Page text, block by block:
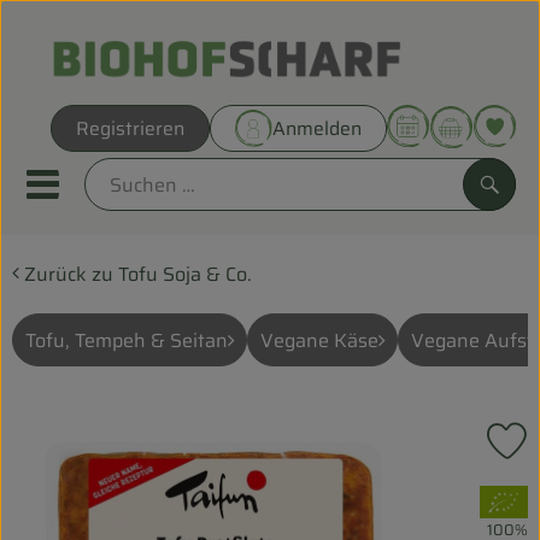
Registrieren Anmelden
Mobiles Menu öffnen oder
Direkt vom Hof
Biokörbe
UNSERE BIOKÖRBE
ANGEBOT
Zurück zu Tofu Soja & Co.
Tofu, Tempeh & Seitan Vegane Käse Vegane
, Verband:
100%